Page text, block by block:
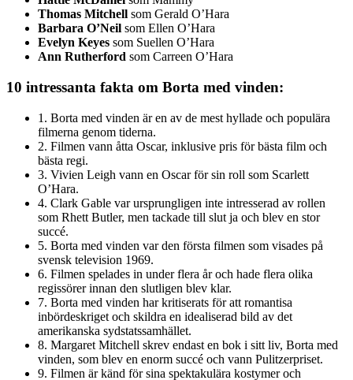
Thomas Mitchell som Gerald O’Hara
Barbara O’Neil som Ellen O’Hara
Evelyn Keyes som Suellen O’Hara
Ann Rutherford som Carreen O’Hara
10 intressanta fakta om Borta med vinden:
1. Borta med vinden är en av de mest hyllade och populära
filmerna genom tiderna.
2. Filmen vann åtta Oscar, inklusive pris för bästa film och
bästa regi.
3. Vivien Leigh vann en Oscar för sin roll som Scarlett
O’Hara.
4. Clark Gable var ursprungligen inte intresserad av rollen
som Rhett Butler, men tackade till slut ja och blev en stor
succé.
5. Borta med vinden var den första filmen som visades på
svensk television 1969.
6. Filmen spelades in under flera år och hade flera olika
regissörer innan den slutligen blev klar.
7. Borta med vinden har kritiserats för att romantisa
inbördeskriget och skildra en idealiserad bild av det
amerikanska sydstatssamhället.
8. Margaret Mitchell skrev endast en bok i sitt liv, Borta med
vinden, som blev en enorm succé och vann Pulitzerpriset.
9. Filmen är känd för sina spektakulära kostymer och